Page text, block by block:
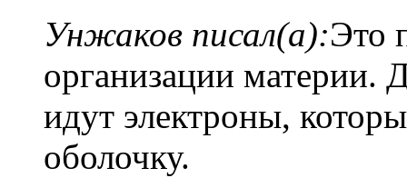
Унжаков писал(а):Это
организации материи.
идут электроны,
оболочку.